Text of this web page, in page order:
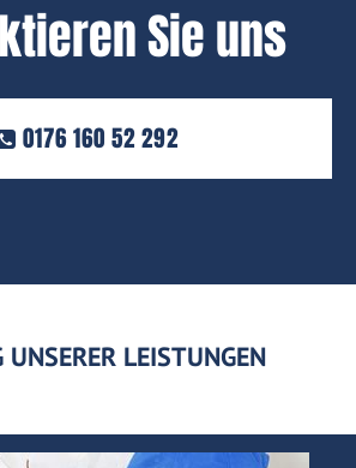
Sie uns
0176 160 52 292
UNSERER LEISTUNGEN